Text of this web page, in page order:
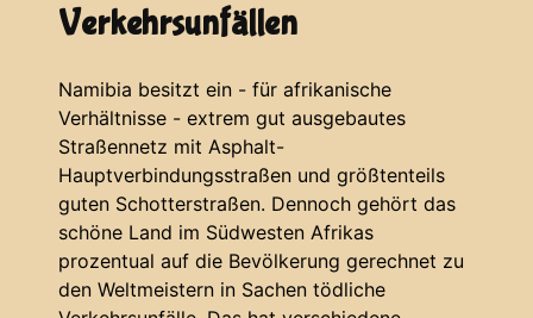
Verkehrsunfällen
Namibia besitzt ein - für afrikanische
Verhältnisse - extrem gut ausgebautes
Straßennetz mit Asphalt-
Hauptverbindungsstraßen und größtenteils
guten Schotterstraßen. Dennoch gehört das
schöne Land im Südwesten Afrikas
prozentual auf die Bevölkerung gerechnet zu
den Weltmeistern in Sachen tödliche